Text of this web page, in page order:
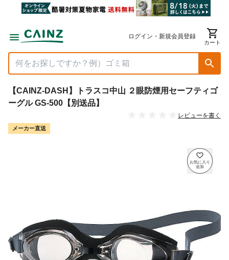
ログイン・新規会員登録
カート
【CAINZ-DASH】トラスコ中山 ２眼防煙用セーフティゴ
ーグル GS-500【別送品】
レビューを書く
メーカー直送